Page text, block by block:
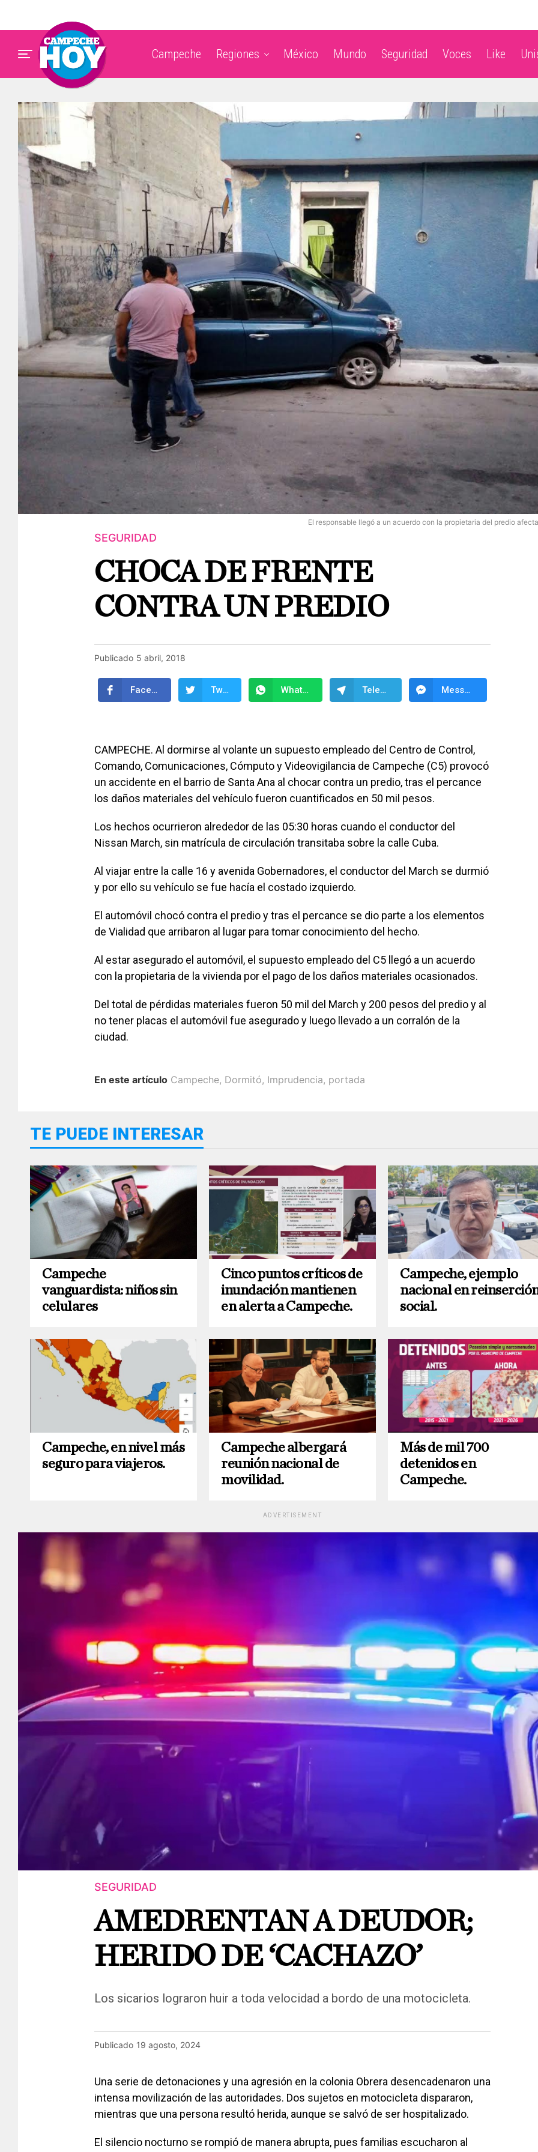
Campeche Regiones México Mundo Seguridad Voces Like
El responsable llegó a un acuerdo con la propietaria del predio
SEGURIDAD
CHOCA DE FRENTE
CONTRA UN PREDIO
Publicado 5 abril, 2018
Facebook Twitter WhatsApp Telegram Messenger
CAMPECHE. Al dormirse al volante un supuesto empleado del Centro de Control,
Comando, Comunicaciones, Cómputo y Videovigilancia de Campeche (C5) provocó
un accidente en el barrio de Santa Ana al chocar contra un predio, tras el percance
los daños materiales del vehículo fueron cuantificados en 50 mil pesos.
Los hechos ocurrieron alrededor de las 05:30 horas cuando el conductor del
Nissan March, sin matrícula de circulación transitaba sobre la calle Cuba.
Al viajar entre la calle 16 y avenida Gobernadores, el conductor del March se durmió
y por ello su vehículo se fue hacía el costado izquierdo.
El automóvil chocó contra el predio y tras el percance se dio parte a los elementos
de Vialidad que arribaron al lugar para tomar conocimiento del hecho.
Al estar asegurado el automóvil, el supuesto empleado del C5 llegó a un acuerdo
con la propietaria de la vivienda por el pago de los daños materiales ocasionados.
Del total de pérdidas materiales fueron 50 mil del March y 200 pesos del predio y al
no tener placas el automóvil fue asegurado y luego llevado a un corralón de la
ciudad.
En este artículo Campeche, Dormitó, Imprudencia, portada
TE PUEDE INTERESAR
Campeche
vanguardista: niños sin
celulares
Cinco puntos críticos de
inundación mantienen
en alerta a Campeche.
Campeche, ejemplo
nacional en
social.
Campeche, en nivel más
seguro para viajeros.
Campeche albergará
reunión nacional de
movilidad.
Más de mil 700
detenidos en
Campeche.
ADVERTISEMENT
SEGURIDAD
AMEDRENTAN A DEUDOR;
HERIDO DE ‘CACHAZO’
Los sicarios lograron huir a toda velocidad a bordo de una motocicleta.
Publicado 19 agosto, 2024
Una serie de detonaciones y una agresión en la colonia Obrera desencadenaron una
intensa movilización de las autoridades. Dos sujetos en motocicleta dispararon,
mientras que una persona resultó herida, aunque se salvó de ser hospitalizado.
El silencio nocturno se rompió de manera abrupta, pues familias escucharon al